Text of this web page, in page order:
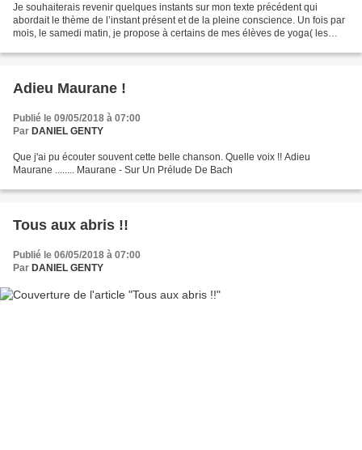
Je souhaiterais revenir quelques instants sur mon texte précédent qui
abordait le thème de l’instant présent et de la pleine conscience. Un fois par
mois, le samedi matin, je propose à certains de mes élèves de yoga( les
Adieu Maurane !
Publié le 09/05/2018 à 07:00
Par DANIEL GENTY
Que j'ai pu écouter souvent cette belle chanson. Quelle voix !! Adieu
Maurane ........ Maurane - Sur Un Prélude De Bach
Tous aux abris !!
Publié le 06/05/2018 à 07:00
Par DANIEL GENTY